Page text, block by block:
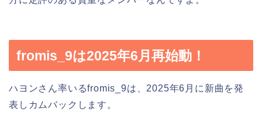
fromis_9は2025年6月再始動！
ハヨンさん率いるfromis_9は、2025年6月に新曲を発
表しカムバックします。